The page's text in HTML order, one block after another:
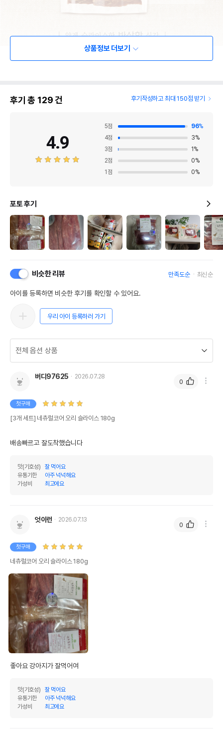
상품정보 더보기
후기 총 129건 후기작성하고 최대 150점 받기
4.9
5점 96%
4점 3%
3점 1 %
2점 0%
1 점 0%
포토 후기
비슷한 리뷰 만족도순 최신순
아이를 등록하면 비슷한 후기를 확인할 수 있어요.
우리 아이 등록하러 가기
버디97625 2026.07.28
첫구매
[3개 세트] 네츄럴코어 오리 슬라이스 180g
배송빠르고 잘도착했습니다
맛(기호성)
잘 먹어요
유통기한
아주 넉넉해요
가성비
최고에요
0
엇이런 2026.07.13
첫구매
네츄럴코어 오리 슬라이스 180g
좋아요 강아지가 잘먹어여
맛(기호성)
잘 먹어요
유통기한
아주 넉넉해요
가성비
최고에요
0